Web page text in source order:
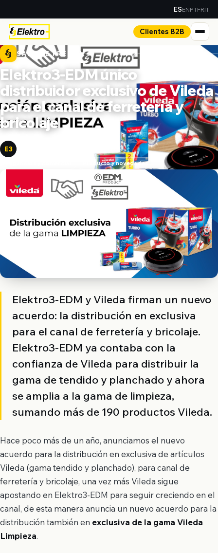
ESENPTFRIT
Clientes B2B
SALA DE PRENSA
Elektro3-EDM único
distribuidor exclusivo de Vileda
para el canal de ferretería y
bricolaje
E3 1 de noviembre de 2019
Producto y novedades
Elektro3-EDM y Vileda firman un nuevo
acuerdo: la distribución en exclusiva
para el canal de ferretería y bricolaje.
Elektro3-EDM ya contaba con la
confianza de Vileda para distribuir la
gama de tendido y planchado y ahora
se amplia a la gama de limpieza,
sumando más de 190 productos Vileda.
Hace poco más de un año, anunciamos el nuevo
acuerdo para la distribución en exclusiva de artículos
Vileda (gama tendido y planchado), para canal de
ferretería y bricolaje, una vez más Vileda sigue
apostando en Elektro3-EDM para seguir creciendo en el
canal, de esta manera anuncia un nuevo acuerdo para la
distribución también en exclusiva de la gama Vileda
Limpieza.